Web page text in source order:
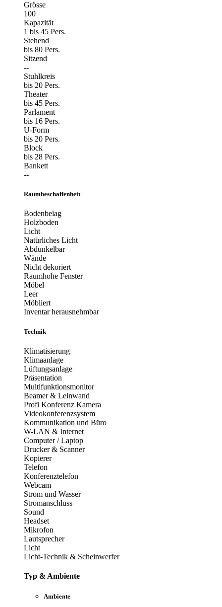
Grösse
100
Kapazität
1 bis 45 Pers.
Stehend
bis 80 Pers.
Sitzend
--
Stuhlkreis
bis 20 Pers.
Theater
bis 45 Pers.
Parlament
bis 16 Pers.
U-Form
bis 20 Pers.
Block
bis 28 Pers.
Bankett
--
Raumbeschaffenheit
Bodenbelag
Holzboden
Licht
Natürliches Licht
Abdunkelbar
Wände
Nicht dekoriert
Raumhohe Fenster
Möbel
Leer
Möbliert
Inventar herausnehmbar
Technik
Klimatisierung
Klimaanlage
Lüftungsanlage
Präsentation
Multifunktionsmonitor
Beamer & Leinwand
Profi Konferenz Kamera
Videokonferenzsystem
Kommunikation und Büro
W-LAN & Internet
Computer / Laptop
Drucker & Scanner
Kopierer
Telefon
Konferenztelefon
Webcam
Strom und Wasser
Stromanschluss
Sound
Headset
Mikrofon
Lautsprecher
Licht
Licht-Technik & Scheinwerfer
Typ & Ambiente
Ambiente